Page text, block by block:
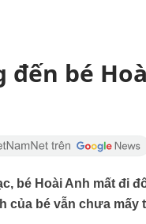
bé
bé Hoài Anh mất đi
của bé vẫn chưa mấy